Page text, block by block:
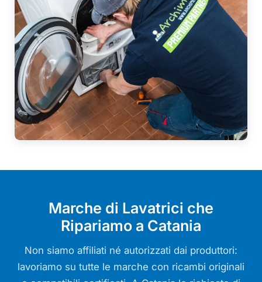
Marche di Lavatrici che
Ripariamo a Catania
Non siamo affiliati né autorizzati dai produttori:
lavoriamo su tutte le marche con ricambi originali